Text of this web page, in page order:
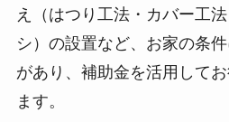
え（はつり工法・カバー工
シ）の設置など、お家の条
があり、補助金を活用して
ます。